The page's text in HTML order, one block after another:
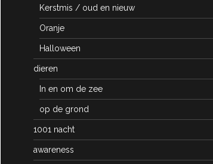
Kerstmis / oud en nieuw
Oranje
Halloween
dieren
In en om de zee
op de grond
1001 nacht
awareness